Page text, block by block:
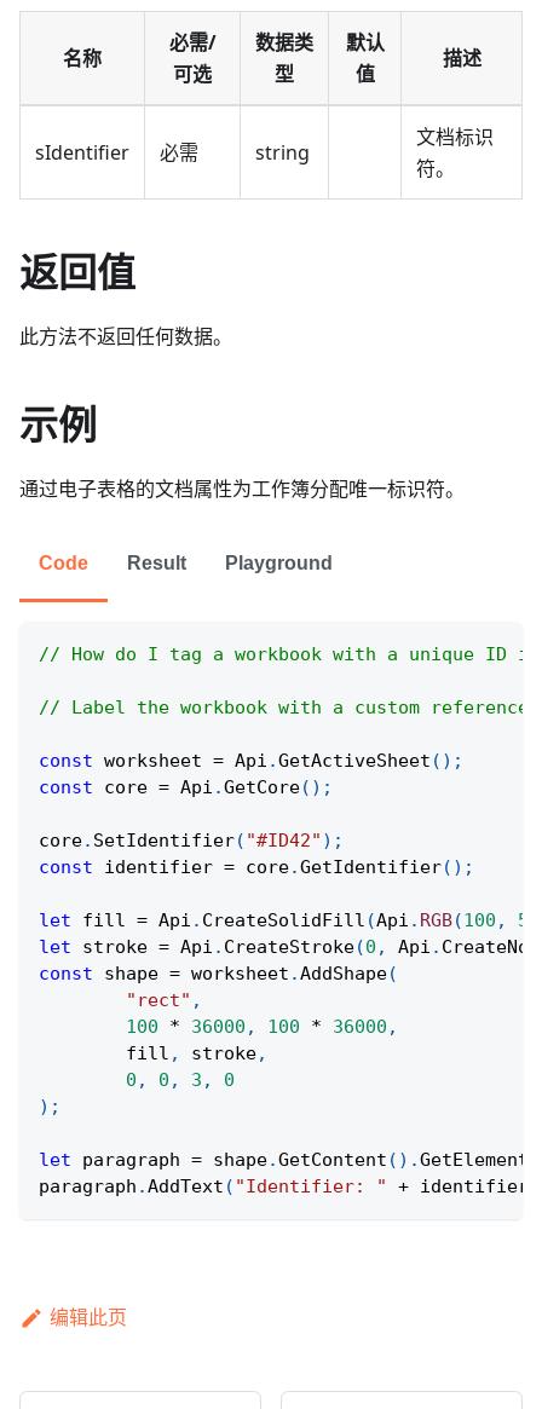
名称
必需/
可选
数据类
型
默认
值
描述
sIdentifier 必需 string
文档标识
符。
返回值
此方法不返回任何数据。
示例
通过电子表格的文档属性为工作簿分配唯一标识符。
Code Result Playground
// How do I tag a workbook with a unique ID in
// Label the workbook with a custom
const worksheet = Api .GetActiveSheet ( ) ;
const core = Api .GetCore( ) ;
core. SetIdentifier( "#ID42" ) ;
const identifier = core.GetIdentifier( ) ;
let fill = Api . CreateSolidFill (Api . RGB(100 , 50
let stroke = Api . CreateStroke(0 , Api .
const shape = worksheet .AddShape(
"rect" ,
100
* 36000 , 100 * 36000 ,
	fill
, stroke,
0 , 0 , 3 ,
0
) ;
let paragraph = shape.GetContent ( ) .GetElement
paragraph .AddText ( "Identifier: " + identifier
编辑此页